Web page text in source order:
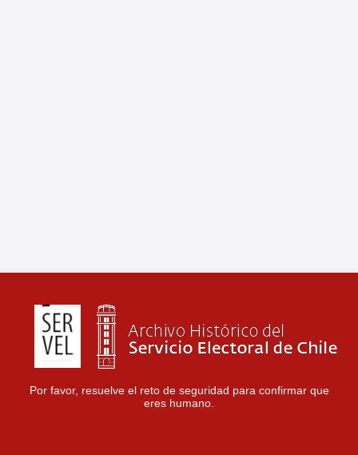
Por favor, resuelve el reto de seguridad para confirmar que
eres humano.